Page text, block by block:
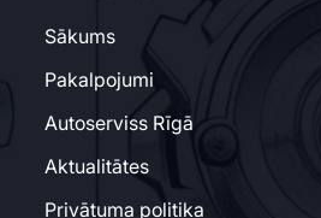
Sākums
Pakalpojumi
Autoserviss Rīgā
Aktualitātes
Privātuma politika